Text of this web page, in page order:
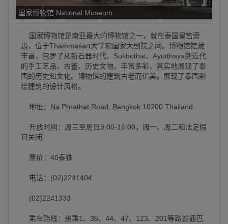
国家博物馆 National Museum
国家博物馆是南亚最大的博物馆之一，就在泰国皇宫旁
边，位于Thammasart大学和国家大剧院之间。博物馆馆藏
丰富，包罗了从新石器时代、Sukhothai、Ayutthaya到近代
的手工艺品、古董、历史文物，丰富多彩，真实地展现了泰
国的历史和文化。博物馆的建筑古老而优美，展现了泰国彩
绘建筑的设计风格。
地址：Na Phrathat Road, Bangkok 10200 Thailand
开放时间：周三至周日9:00-16:00，周一、周二和法定假
日关闭
票价：40泰铢
电话：(02)2241404
(02)2241333
乘车路线：搭乘1、35、44、47、123、201等路普通巴